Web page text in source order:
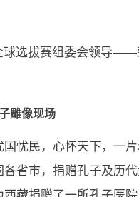
雕像现场
国忧民，心怀天下，一
省市，捐赠孔子及历